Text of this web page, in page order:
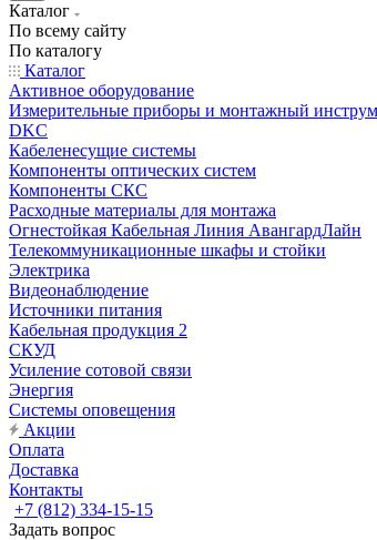
Каталог
По всему сайту
По каталогу
Каталог
Активное оборудование
Измерительные приборы и монтажный
DKC
Кабеленесущие системы
Компоненты оптических систем
Компоненты СКС
Расходные материалы для монтажа
Огнестойкая Кабельная Линия АвангардЛайн
Телекоммуникационные шкафы и стойки
Электрика
Видеонаблюдение
Источники питания
Кабельная продукция 2
СКУД
Усиление сотовой связи
Энергия
Системы оповещения
Акции
Оплата
Доставка
Контакты
+7 (812) 334-15-15
Задать вопрос